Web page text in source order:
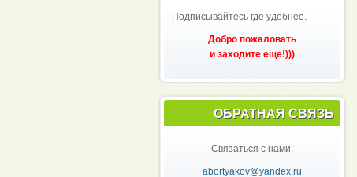
Подписывайтесь где удобнее.
Добро пожаловать
и заходите еще!)))
ОБРАТНАЯ СВЯЗЬ
Связаться с нами:
abortyakov@yandex.ru